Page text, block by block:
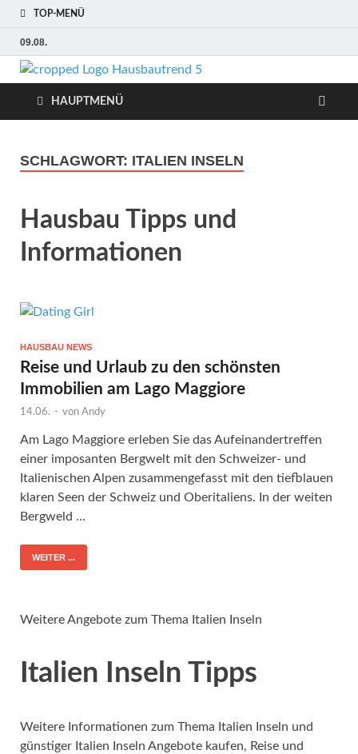
TOP-MENÜ
09.08.
Hausbau
Trends
Hausbau, Modernisierung,
Energietechnik, Haustechnik
HAUPTMENÜ
SCHLAGWORT: ITALIEN INSELN
Hausbau Tipps und
Informationen
HAUSBAU NEWS
Reise und Urlaub zu den schönsten
Immobilien am Lago Maggiore
14.06. - von Andy
Am Lago Maggiore erleben Sie das Aufeinandertreffen
einer imposanten Bergwelt mit den Schweizer- und
Italienischen Alpen zusammengefasst mit den tiefblauen
klaren Seen der Schweiz und Oberitaliens. In der weiten
Bergweld …
WEITER ...
Weitere Angebote zum Thema Italien Inseln
Italien Inseln Tipps
Weitere Informationen zum Thema Italien Inseln und
günstiger Italien Inseln Angebote kaufen, Reise und